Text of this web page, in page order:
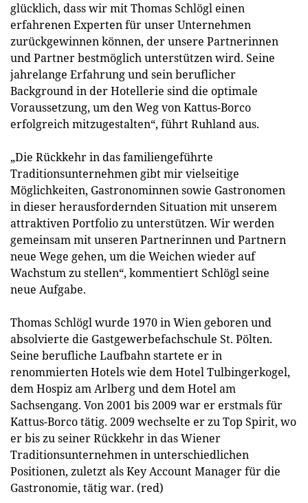
glücklich, dass wir mit Thomas Schlögl einen
erfahrenen Experten für unser Unternehmen
zurückgewinnen können, der unsere Partnerinnen
und Partner bestmöglich unterstützen wird. Seine
jahrelange Erfahrung und sein beruflicher
Background in der Hotellerie sind die optimale
Voraussetzung, um den Weg von Kattus-Borco
erfolgreich mitzugestalten“, führt Ruhland aus.
„Die Rückkehr in das familiengeführte
Traditionsunternehmen gibt mir vielseitige
Möglichkeiten, Gastronominnen sowie Gastronomen
in dieser herausfordernden Situation mit unserem
attraktiven Portfolio zu unterstützen. Wir werden
gemeinsam mit unseren Partnerinnen und Partnern
neue Wege gehen, um die Weichen wieder auf
Wachstum zu stellen“, kommentiert Schlögl seine
neue Aufgabe.
Thomas Schlögl wurde 1970 in Wien geboren und
absolvierte die Gastgewerbefachschule St. Pölten.
Seine berufliche Laufbahn startete er in
renommierten Hotels wie dem Hotel Tulbingerkogel,
dem Hospiz am Arlberg und dem Hotel am
Sachsengang. Von 2001 bis 2009 war er erstmals für
Kattus-Borco tätig. 2009 wechselte er zu Top Spirit, wo
er bis zu seiner Rückkehr in das Wiener
Traditionsunternehmen in unterschiedlichen
Positionen, zuletzt als Key Account Manager für die
Gastronomie, tätig war. (red)